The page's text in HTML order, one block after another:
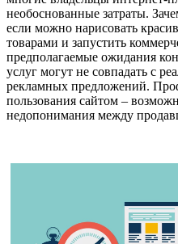
необоснованные затраты.
если можно нарисовать
товарами и запустить
предполагаемые ожидания
услуг могут не совпадать с
рекламных предложений.
пользования сайтом –
недопонимания между